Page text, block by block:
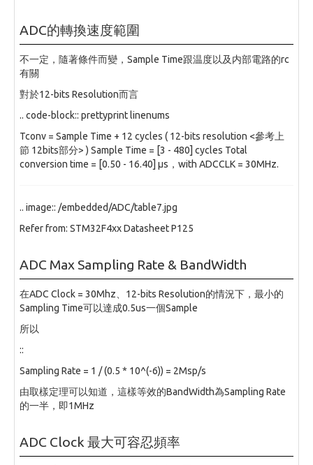
ADC的轉換速度範圍
不一定，隨著條件而變，Sample Time跟温度以及内部電路的rc
有關
對於12-bits Resolution而言
.. code-block:: prettyprint linenums
Tconv = Sample Time + 12 cycles ( 12-bits resolution <參考上
節 12bits部分> ) Sample Time = [3 - 480] cycles Total
conversion time = [0.50 - 16.40] µs，with ADCCLK = 30MHz.
.. image:: /embedded/ADC/table7.jpg
Refer from: STM32F4xx Datasheet P125
ADC Max Sampling Rate & BandWidth
在ADC Clock = 30Mhz、12-bits Resolution的情況下，最小的
Sampling Time可以達成0.5us一個Sample
所以
::
Sampling Rate = 1 / (0.5 * 10^(-6)) = 2Msp/s
由取樣定理可以知道，這樣等效的BandWidth為Sampling Rate
的一半，即1MHz
ADC Clock 最大可容忍頻率